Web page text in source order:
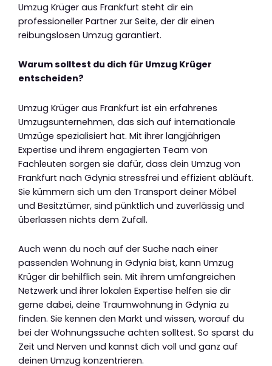
Umzug Krüger aus Frankfurt steht dir ein
professioneller Partner zur Seite, der dir einen
reibungslosen Umzug garantiert.
Warum solltest du dich für Umzug Krüger
entscheiden?
Umzug Krüger aus Frankfurt ist ein erfahrenes
Umzugsunternehmen, das sich auf internationale
Umzüge spezialisiert hat. Mit ihrer langjährigen
Expertise und ihrem engagierten Team von
Fachleuten sorgen sie dafür, dass dein Umzug von
Frankfurt nach Gdynia stressfrei und effizient abläuft.
Sie kümmern sich um den Transport deiner Möbel
und Besitztümer, sind pünktlich und zuverlässig und
überlassen nichts dem Zufall.
Auch wenn du noch auf der Suche nach einer
passenden Wohnung in Gdynia bist, kann Umzug
Krüger dir behilflich sein. Mit ihrem umfangreichen
Netzwerk und ihrer lokalen Expertise helfen sie dir
gerne dabei, deine Traumwohnung in Gdynia zu
finden. Sie kennen den Markt und wissen, worauf du
bei der Wohnungssuche achten solltest. So sparst du
Zeit und Nerven und kannst dich voll und ganz auf
deinen Umzug konzentrieren.